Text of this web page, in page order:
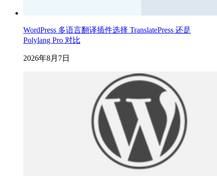
WordPress 多语言翻译插件选择 TranslatePress 还是
Polylang Pro 对比
2026年8月7日